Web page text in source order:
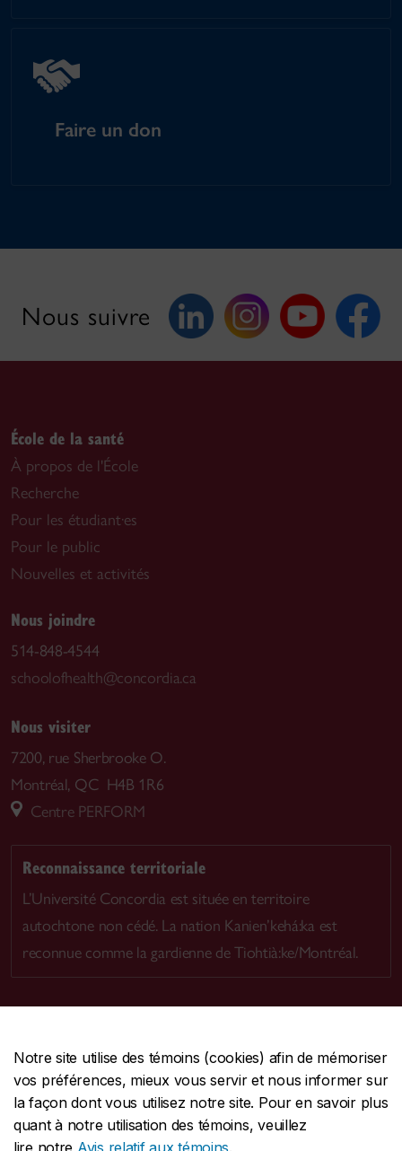
Notre site utilise des témoins (cookies) afin de mémoriser
vos préférences, mieux vous servir et nous informer sur
la façon dont vous utilisez notre site. Pour en savoir plus
quant à notre utilisation des témoins, veuillez
lire notre Avis relatif aux témoins
Faire un don
Nous suivre
École de la santé
À propos de l'École
Recherche
Pour les étudiant·es
Pour le public
Nouvelles et activités
Nous joindre
514-848-4544
schoolofhealth@concordia.ca
Nous visiter
7200, rue Sherbrooke O.
Montréal, QC H4B 1R6
Centre PERFORM
Reconnaissance territoriale
L’Université Concordia est située en territoire
autochtone non cédé. La nation Kanien’kehá:ka est
reconnue comme la gardienne de Tiohtià:ke/Montréal.
CENTRALE514-848-2424
URGENCE514-848-3717
Protection et prévention | Accessibilité | Confidentialité